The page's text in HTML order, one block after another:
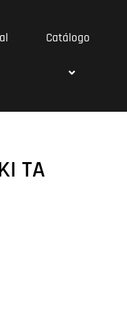
Catálogo
TA